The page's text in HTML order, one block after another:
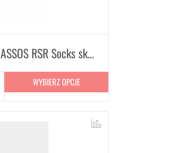
Skarpetki rowerowe ASSOS RSR Socks skarpety Unisex
WYBIERZ OPCJE